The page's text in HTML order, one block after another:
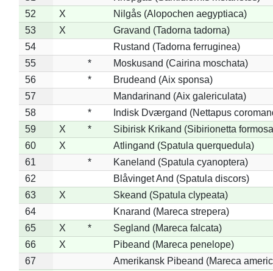
52
X
Nilgås (Alopochen aegyptiaca)
53
X
Gravand (Tadorna tadorna)
54
Rustand (Tadorna ferruginea)
55
*
Moskusand (Cairina moschata)
56
*
Brudeand (Aix sponsa)
57
Mandarinand (Aix galericulata)
58
*
Indisk Dværgand (Nettapus
59
X *
Sibirisk Krikand (Sibirionetta
60
X
Atlingand (Spatula querquedula)
61
*
Kaneland (Spatula cyanoptera)
62
Blåvinget And (Spatula discors)
63
X
Skeand (Spatula clypeata)
64
Knarand (Mareca strepera)
65
X *
Segland (Mareca falcata)
66
X
Pibeand (Mareca penelope)
67
Amerikansk Pibeand (Mareca